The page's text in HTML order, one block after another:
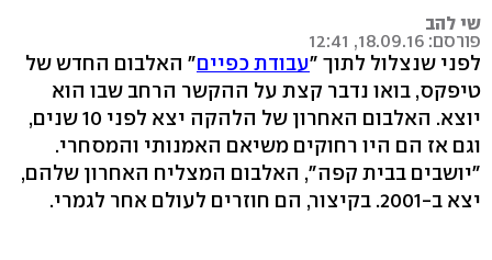
שי להב
פורסם: 18.09.16, 12:41
לפני שנצלול לתוך "עבודת כפיים" האלבום החדש של
טיפקס, בואו נדבר קצת על ההקשר הרחב שבו הוא
יוצא. האלבום האחרון של הלהקה יצא לפני 10 שנים,
וגם אז הם היו רחוקים משיאם האמנותי והמסחרי.
"יושבים בבית קפה", האלבום המצליח האחרון שלהם,
יצא ב-2001. בקיצור, הם חוזרים לעולם אחר לגמרי.